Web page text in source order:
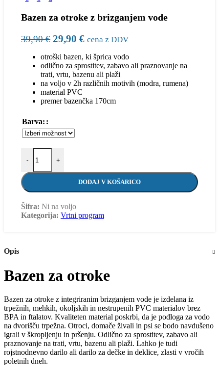
Bazen za otroke z brizganjem vode
39,90€ 29,90 € cena z DDV
otroški bazen, ki šprica vodo
odlično za sprostitev, zabavo ali praznovanje na
trati, vrtu, bazenu ali plaži
na voljo v 2h različnih motivih (modra, rumena)
material PVC
premer bazenčka 170cm
Barva:
- +
DODAJ V KOŠARICO
Šifra: Ni na voljo
Kategorija: Vrtni program
Opis
Bazen za otroke
Bazen za otroke z integriranim brizganjem vode je izdelana iz
trpežnih, mehkih, okoljskih in nestrupenih PVC materialov brez
BPA in ftalatov. Kvaliteten material poskrbi, da je podloga za vodo
na dvorišču trpežna. Otroci, domače živali in psi se bodo navdušeno
igrali v škropljenju in pršenju. Odlično za sprostitev, zabavo ali
praznovanje na trati, vrtu, bazenu ali plaži. Lahko je tudi
rojstnodnevno darilo ali darilo za dečke in deklice, zlasti v vročih
poletnih dneh.